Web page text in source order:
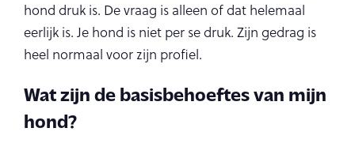
hond druk is. De vraag is alleen of dat helemaal
eerlijk is. Je hond is niet per se druk. Zijn gedrag is
heel normaal voor zijn profiel.
Wat zijn de basisbehoeftes van mijn
hond?